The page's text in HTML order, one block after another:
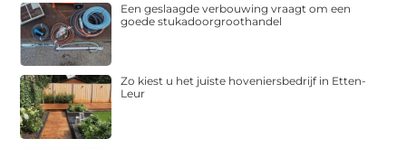
Een geslaagde verbouwing vraagt om een
goede stukadoorgroothandel
Zo kiest u het juiste hoveniersbedrijf in Etten-
Leur